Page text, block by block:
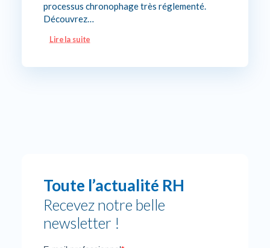
processus chronophage très réglementé.
Découvrez…
Lire la suite
Toute l’actualité RH
Recevez notre belle
newsletter !